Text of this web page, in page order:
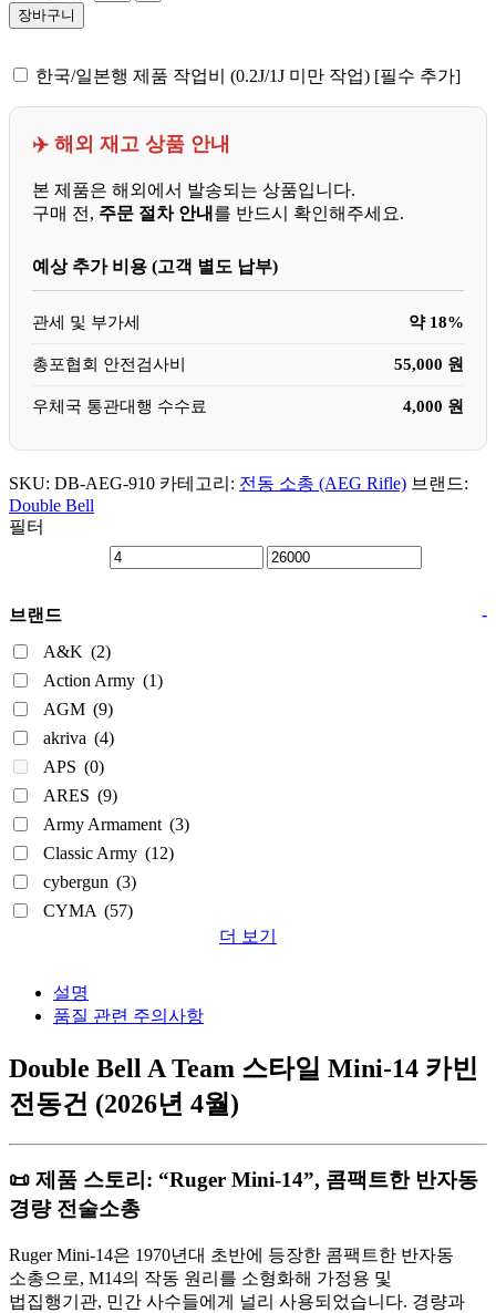
장바구니
한국/일본행 제품 작업비 (0.2J/1J 미만 작업) [필수 추가]
✈️ 해외 재고 상품 안내
본 제품은 해외에서 발송되는 상품입니다.
구매 전, 주문 절차 안내 를 반드시 확인해주세요.
예상 추가 비용 (고객 별도 납부)
관세 및 부가세 약 18%
총포협회 안전검사비 55,000 원
우체국 통관대행 수수료 4,000 원
SKU: DB-AEG-910 카테고리: 전동 소총 (AEG Rifle) 브랜드:
Double Bell
필터
브랜드
-
A&K (2)
Action Army (1)
AGM (9)
akriva (4)
APS (0)
ARES (9)
Army Armament (3)
Classic Army (12)
cybergun (3)
CYMA (57)
더 보기
설명
품질 관련 주의사항
Double Bell A Team 스타일 Mini-14 카빈
전동건 (2026년 4월)
📜 제품 스토리: “Ruger Mini-14”, 콤팩트한 반자동
경량 전술소총
Ruger Mini-14은 1970년대 초반에 등장한 콤팩트한 반자동
소총으로, M14의 작동 원리를 소형화해 가정용 및
법집행기관, 민간 사수들에게 널리 사용되었습니다. 경량과